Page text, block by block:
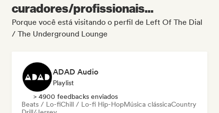
curadores/profissionais...
Porque você está visitando o perfil de Left Of The Dial
/ The Underground Lounge
ADAD Audio
Playlist
> 4900 feedbacks enviados
Beats / Lo-fiChill / Lo-fi Hip-HopMúsica clássicaCountry